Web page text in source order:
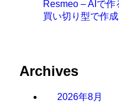
Resmeo – AIで作
買い切り型で作成
Archives
2026年8月